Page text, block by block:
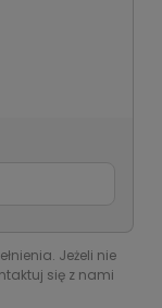
Jeżeli nie
się z nami